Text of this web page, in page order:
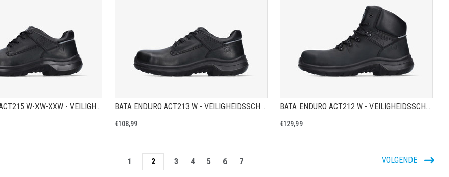
BATA ENDURO ACT215 W-XW-XXW - VEILIGHEIDSSCHOEN S3 BATA ENDURO ACT213 W - VEILIGHEIDSSCHOEN S2
€108,99
BATA ENDURO ACT212 W - VEILIGHEIDSSCHOEN S3
€129,99
1 2 3 4 5 6 7 VOLGENDE